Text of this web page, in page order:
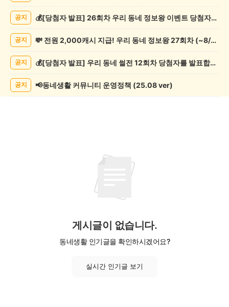
공지 💰[당첨자 발표] 26회차 우리 동네 정보왕 이벤트 당첨자를 발표합니다!
공지 💸 전원 2,000캐시 지급! 우리 동네 정보왕 27회차 (~8/10)
공지 💰[당첨자 발표] 우리 동네 썰전 12회차 당첨자를 발표합니다!
공지 📢동네생활 커뮤니티 운영정책 (25.08 ver)
게시글이 없습니다.
동네생활 인기글을 확인하시겠어요?
실시간 인기글 보기